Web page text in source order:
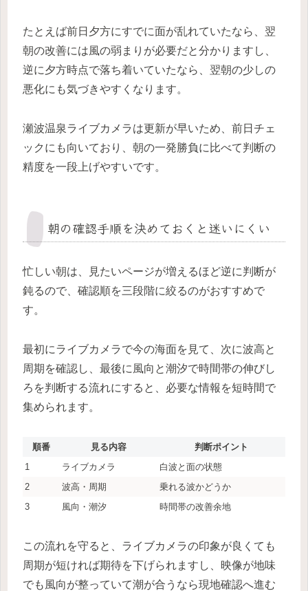
たとえば前日夕方にすでに面が乱れていたなら、翌
朝の改善には風の弱まりが必要だと分かりますし、
逆に夕方時点で落ち着いていたなら、翌朝の少しの
悪化にも気づきやすくなります。
瀬波温泉ライブカメラは更新が早いため、前日チェ
ックにも向いており、朝の一発勝負に比べて判断の
精度を一段上げやすいです。
朝の確認手順を決めておくと迷いにくい
忙しい朝は、見たいページが増えるほど逆に判断が
鈍るので、確認順を三段階に絞るのがおすすめで
す。
最初にライブカメラで今の海面を見て、次に波高と
周期を確認し、最後に風向と潮汐で時間帯の伸びし
ろを判断する流れにすると、必要な情報を短時間で
集められます。
順番 見る内容
判断ポイント
1
ライブカメラ
白波と面の状態
2
波高・周期
乗れる波かどうか
3
風向・潮汐 時間帯の改善余地
この流れを守ると、ライブカメラの印象が良くても
周期が短ければ期待を下げられますし、映像が地味
でも風向が整っていて潮が合うなら現地確認へ進む